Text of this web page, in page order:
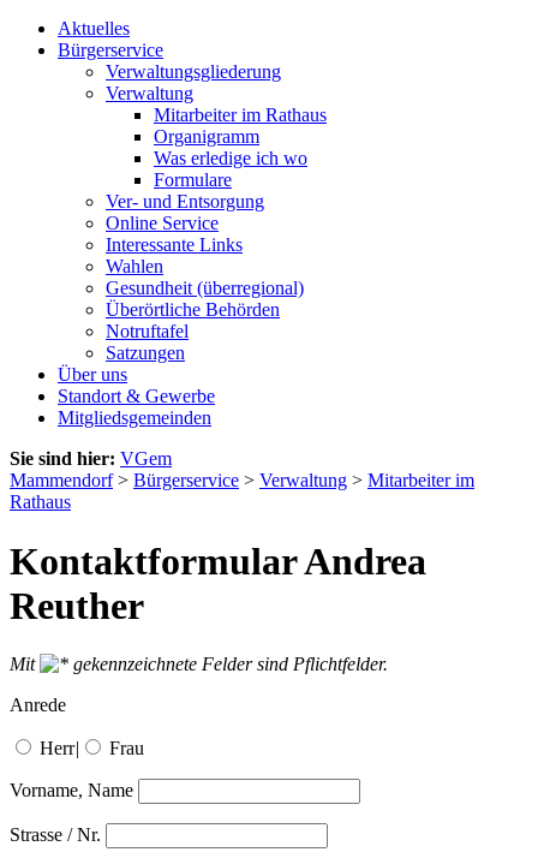
Aktuelles
Bürgerservice
Verwaltungsgliederung
Verwaltung
Mitarbeiter im Rathaus
Organigramm
Was erledige ich wo
Formulare
Ver- und Entsorgung
Online Service
Interessante Links
Wahlen
Gesundheit (überregional)
Überörtliche Behörden
Notruftafel
Satzungen
Über uns
Standort & Gewerbe
Mitgliedsgemeinden
Sie sind hier: VGem
Mammendorf> Bürgerservice > Verwaltung > Mitarbeiter im
Rathaus
Kontaktformular Andrea
Reuther
Mit
gekennzeichnete Felder sind Pflichtfelder.
Anrede
Herr| Frau
Vorname, Name
Strasse / Nr.